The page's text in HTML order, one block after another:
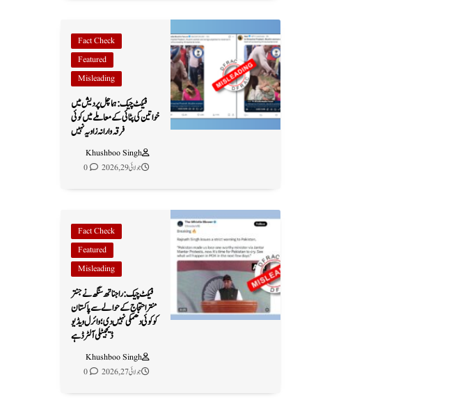
Fact Check
Featured
Misleading
فیکٹ چیک: ہماچل پردیش میں
خواتین کی پٹائی کے معاملے میں کوئی
فرقہ وارانہ زاویہ نہیں
Khushboo Singh
جولائی 29, 2026
0
Fact Check
Featured
Misleading
فیکٹ چیک: راجناتھ سنگھ نے جنتر
منتر احتجاج کے حوالے سے پاکستان
کو کوئی دھمکی نہیں دی؛ وائرل ویڈیو
ڈیجیٹلی آلٹرڈ ہے
Khushboo Singh
جولائی 27, 2026
0